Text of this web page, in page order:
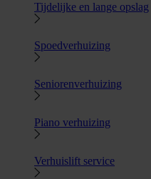
Tijdelijke en lange opslag
Spoedverhuizing
Seniorenverhuizing
Piano verhuizing
Verhuislift service